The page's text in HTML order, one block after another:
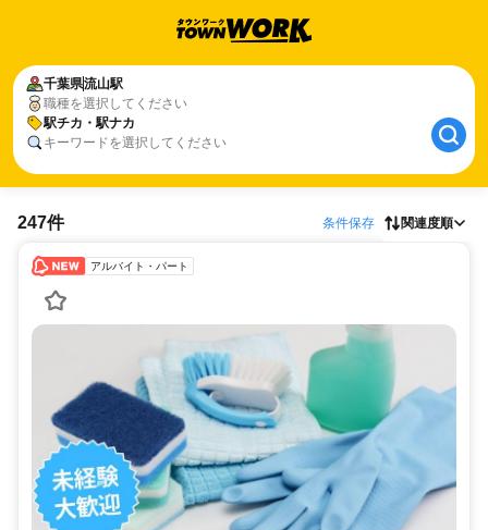
千葉県流山駅
職種を選択してください
駅チカ・駅ナカ
キーワードを選択してください
247件 条件保存 関連度順
アルバイト・パート